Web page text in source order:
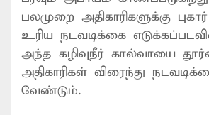
பலமுறை அதிகாரிகளுக்கு
உரிய நடவடிக்கை
அந்த கழிவுநீர் கால்வாயை
அதிகாரிகள் விரைந்து
வேண்டும்.